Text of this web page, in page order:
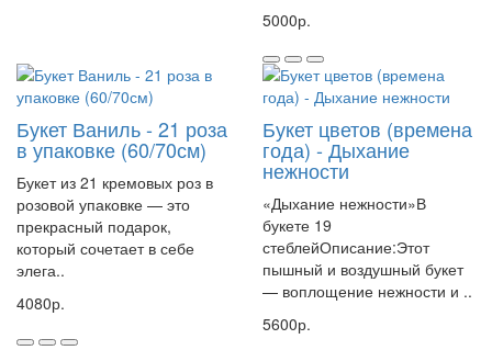
5000р.
Букет Ваниль - 21 роза
в упаковке (60/70см)
Букет из 21 кремовых роз в
розовой упаковке — это
прекрасный подарок,
который сочетает в себе
элега..
4080р.
Букет цветов (времена
года) - Дыхание
нежности
«Дыхание нежности»В
букете 19
стеблейОписание:Этот
пышный и воздушный букет
— воплощение нежности и ..
5600р.